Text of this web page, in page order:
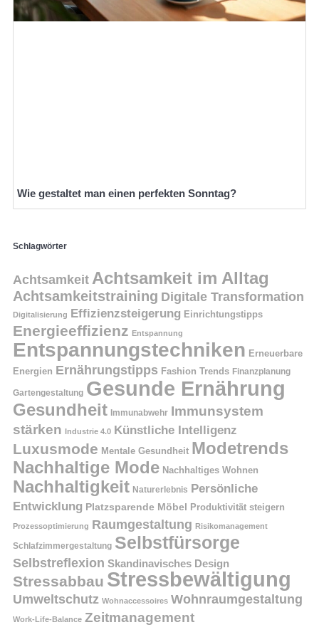
Wie gestaltet man einen perfekten Sonntag?
Schlagwörter
Achtsamkeit Achtsamkeit im Alltag
Achtsamkeitstraining Digitale Transformation
Digitalisierung Effizienzsteigerung Einrichtungstipps
Energieeffizienz Entspannung
Entspannungstechniken Erneuerbare
Energien Ernährungstipps Fashion Trends Finanzplanung
Gartengestaltung Gesunde Ernährung
Gesundheit Immunabwehr Immunsystem
stärken Industrie 4.0 Künstliche Intelligenz
Luxusmode Mentale Gesundheit Modetrends
Nachhaltige Mode Nachhaltiges Wohnen
Nachhaltigkeit Naturerlebnis Persönliche
Entwicklung Platzsparende Möbel Produktivität steigern
Prozessoptimierung Raumgestaltung Risikomanagement
Schlafzimmergestaltung Selbstfürsorge
Selbstreflexion Skandinavisches Design
Stressabbau Stressbewältigung
Umweltschutz Wohnaccessoires Wohnraumgestaltung
Work-Life-Balance Zeitmanagement